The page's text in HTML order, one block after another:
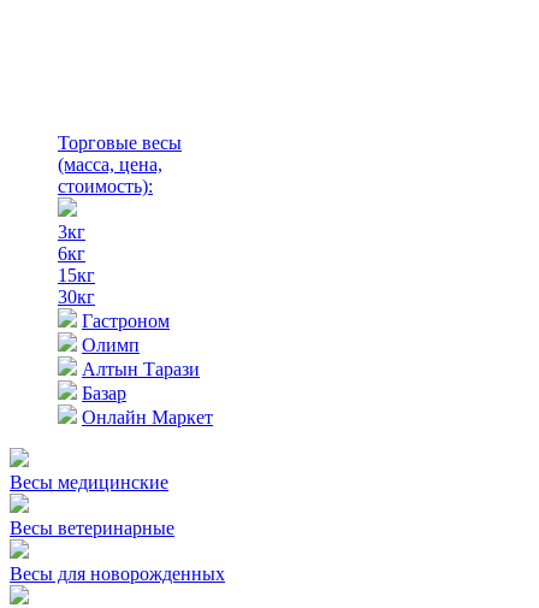
Торговые весы
(масса, цена,
стоимость):
3кг
6кг
15кг
30кг
Гастроном
Олимп
Алтын Тарази
Базар
Онлайн Маркет
Весы медицинские
Весы ветеринарные
Весы для новорожденных